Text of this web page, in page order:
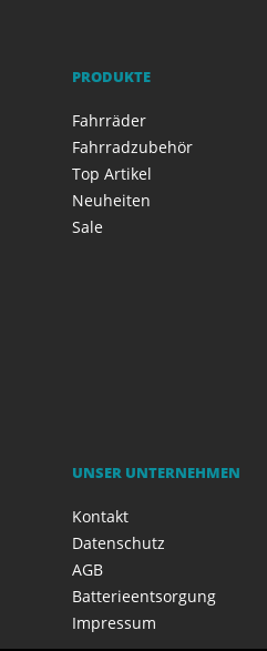
PRODUKTE
Fahrräder
Fahrradzubehör
Top Artikel
Neuheiten
Sale
UNSER UNTERNEHMEN
Kontakt
Datenschutz
AGB
Batterieentsorgung
Impressum